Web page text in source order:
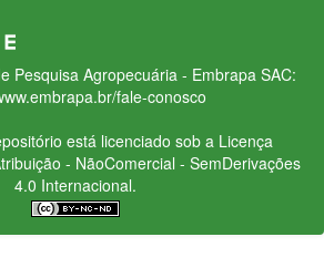
Pesquisa Agropecuária - Embrapa SAC:
fale-conosco
está licenciado sob a Licença
- NãoComercial - SemDerivações
4.0 Internacional.